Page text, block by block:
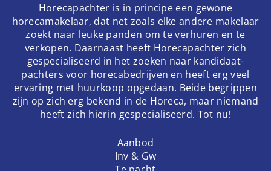
Horecapachter is in principe een gewone
horecamakelaar, dat net zoals elke andere makelaar
zoekt naar leuke panden om te verhuren en te
verkopen. Daarnaast heeft Horecapachter zich
gespecialiseerd in het zoeken naar kandidaat-
pachters voor horecabedrijven en heeft erg veel
ervaring met huurkoop opgedaan. Beide begrippen
zijn op zich erg bekend in de Horeca, maar niemand
heeft zich hierin gespecialiseerd. Tot nu!
Aanbod
Inv & Gw